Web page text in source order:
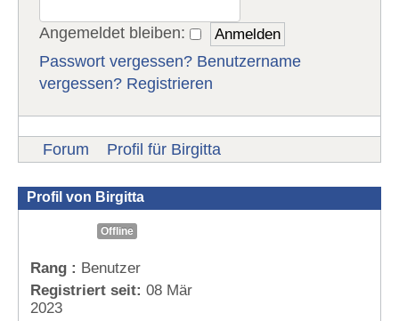
Angemeldet bleiben:
Passwort vergessen? Benutzername
vergessen? Registrieren
Forum Profil für Birgitta
Profil von Birgitta
Offline
Rang : Benutzer
Registriert seit: 08 Mär
2023